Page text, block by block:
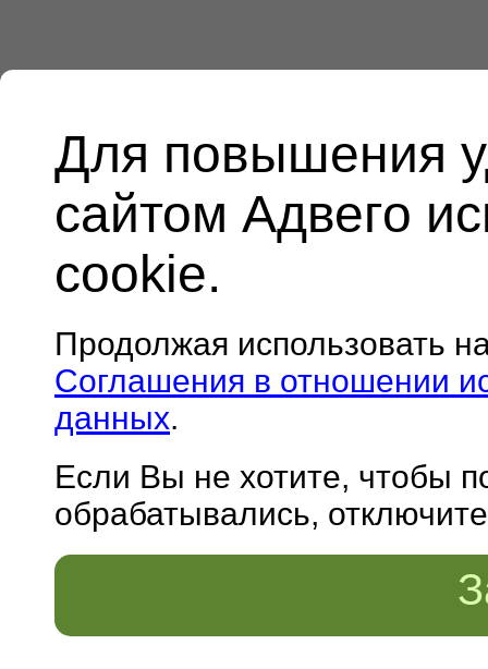
Для повышения
сайтом Адвего
cookie.
Продолжая использовать
Соглашения в отношении
данных.
Если Вы не хотите, чтобы
обрабатывались,